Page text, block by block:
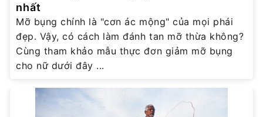
nhất
Mỡ bụng chính là "cơn ác mộng" của mọi phái
đẹp. Vậy, có cách làm đánh tan mỡ thừa không?
Cùng tham khảo mẫu thực đơn giảm mỡ bụng
cho nữ dưới đây ...